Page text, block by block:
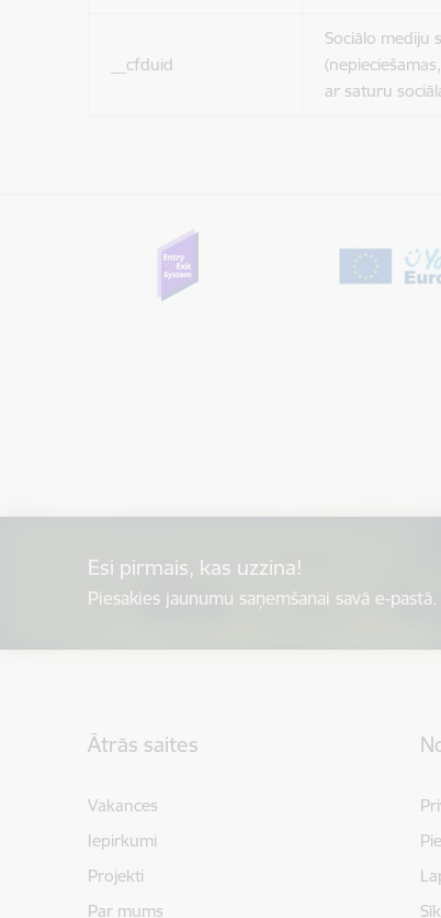
__cfduid
Sociālo mediju
ar saturu
Esi pirmais, kas uzzina!
Piesakies jaunumu saņemšanai savā e-pastā.
Ātrās saites
Vakances
Iepirkumi
Projekti
Par mums